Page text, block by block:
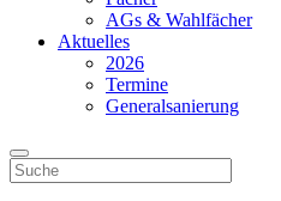
AGs & Wahlfächer
Aktuelles
2026
Termine
Generalsanierung